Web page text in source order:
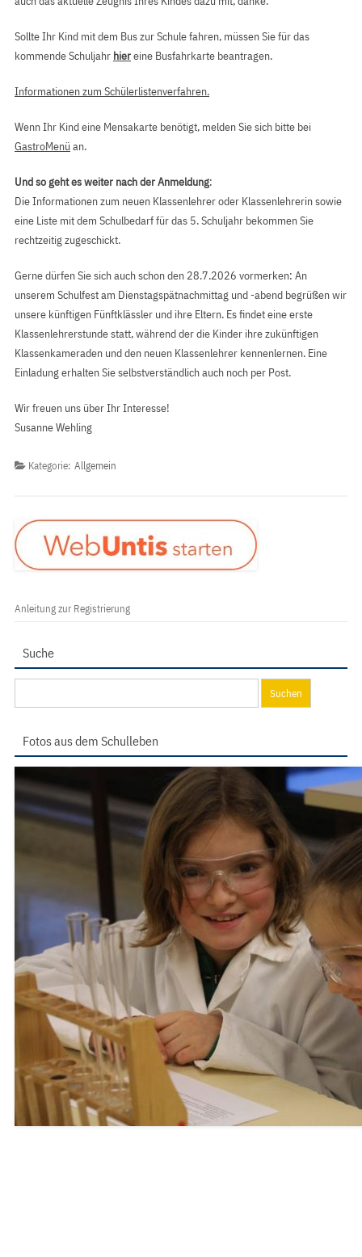
Sollte Ihr Kind mit dem Bus zur Schule fahren, müssen Sie für das
kommende Schuljahr hiereine Busfahrkarte beantragen.
Informationen zum Schülerlistenverfahren.
Wenn Ihr Kind eine Mensakarte benötigt, melden Sie sich bitte bei
GastroMenüan.
Und so geht es weiter nach der Anmeldung:
Die Informationen zum neuen Klassenlehrer oder Klassenlehrerin sowie
eine Liste mit dem Schulbedarf für das 5. Schuljahr bekommen Sie
rechtzeitig zugeschickt.
Gerne dürfen Sie sich auch schon den 28.7.2026 vormerken: An
unserem Schulfest am Dienstagspätnachmittag und -abend begrüßen wir
unsere künftigen Fünftklässler und ihre Eltern. Es findet eine erste
Klassenlehrerstunde statt, während der die Kinder ihre zukünftigen
Klassenkameraden und den neuen Klassenlehrer kennenlernen. Eine
Einladung erhalten Sie selbstverständlich auch noch per Post.
Wir freuen uns über Ihr Interesse!
Susanne Wehling
Kategorie: Allgemein
Anleitung zur Registrierung
Suche
nach:
Fotos aus dem Schulleben